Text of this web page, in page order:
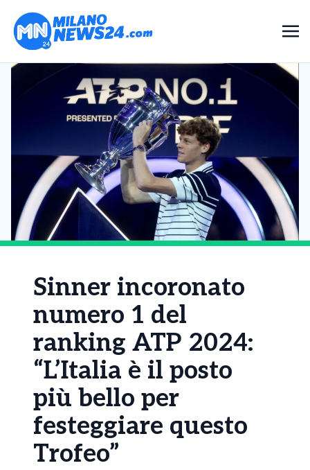
Sinner incoronato
numero 1 del
ranking ATP 2024:
“L’Italia è il posto
più bello per
festeggiare questo
Trofeo”